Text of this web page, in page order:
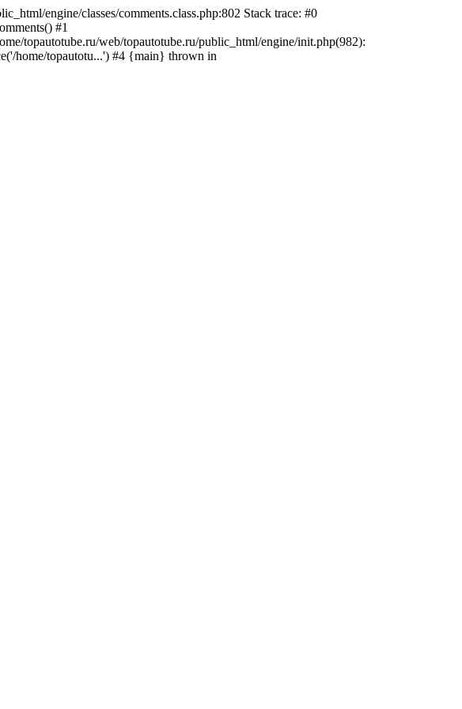
engine/classes/comments.class.php:802 Stack trace: #0
#1
topautotube.ru/web/topautotube.ru/public_html/engine/init.php(982):
home/topautotu...') #4 {main} thrown in